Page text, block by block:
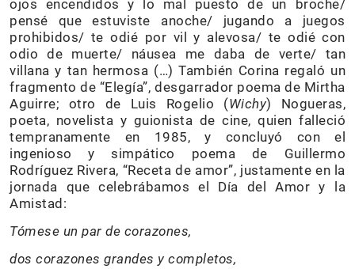
ojos encendidos y lo mal puesto de un broche/
pensé que estuviste anoche/ jugando a juegos
prohibidos/ te odié por vil y alevosa/ te odié con
odio de muerte/ náusea me daba de verte/ tan
villana y tan hermosa (…) También Corina regaló un
fragmento de “Elegía”, desgarrador poema de Mirtha
Aguirre; otro de Luis Rogelio (Wichy) Nogueras,
poeta, novelista y guionista de cine, quien falleció
tempranamente en 1985, y concluyó con el
ingenioso y simpático poema de Guillermo
Rodríguez Rivera, “Receta de amor”, justamente en la
jornada que celebrábamos el Día del Amor y la
Amistad:
Tómese un par de corazones,
dos corazones grandes y completos,